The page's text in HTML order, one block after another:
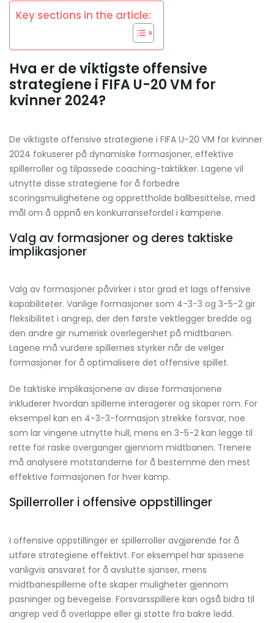
Key sections in the article:
Hva er de viktigste offensive
strategiene i FIFA U-20 VM for
kvinner 2024?
De viktigste offensive strategiene i FIFA U-20 VM for kvinner
2024 fokuserer på dynamiske formasjoner, effektive
spillerroller og tilpassede coaching-taktikker. Lagene vil
utnytte disse strategiene for å forbedre
scoringsmulighetene og opprettholde ballbesittelse, med
mål om å oppnå en konkurransefordel i kampene.
Valg av formasjoner og deres taktiske
implikasjoner
Valg av formasjoner påvirker i stor grad et lags offensive
kapabiliteter. Vanlige formasjoner som 4-3-3 og 3-5-2 gir
fleksibilitet i angrep, der den første vektlegger bredde og
den andre gir numerisk overlegenhet på midtbanen.
Lagene må vurdere spillernes styrker når de velger
formasjoner for å optimalisere det offensive spillet.
De taktiske implikasjonene av disse formasjonene
inkluderer hvordan spillerne interagerer og skaper rom. For
eksempel kan en 4-3-3-formasjon strekke forsvar, noe
som lar vingene utnytte hull, mens en 3-5-2 kan legge til
rette for raske overganger gjennom midtbanen. Trenere
må analysere motstanderne for å bestemme den mest
effektive formasjonen for hver kamp.
Spillerroller i offensive oppstillinger
I offensive oppstillinger er spillerroller avgjørende for å
utføre strategiene effektivt. For eksempel har spissene
vanligvis ansvaret for å avslutte sjanser, mens
midtbanespillerne ofte skaper muligheter gjennom
pasninger og bevegelse. Forsvarsspillere kan også bidra til
angrep ved å overlappe eller gi støtte fra bakre ledd.